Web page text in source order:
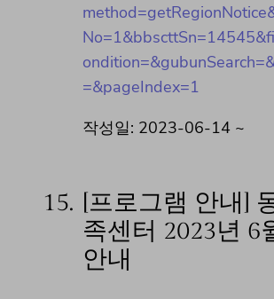
=&pageIndex=1
작성일: 2023-06-14 ~
15.
[프로그램 안내]
족센터 2023년 6
안내